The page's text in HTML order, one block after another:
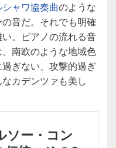
ャワ協奏曲のような
音だ。それでも明確
。ピアノの流れる音
南欧のような地域色
ぎない、攻撃的過ぎ
カデンツァも美し